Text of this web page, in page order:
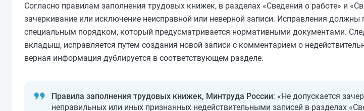
Согласно правилам заполнения трудовых книжек, в разделах «Сведения о работе» и
зачеркивание или исключение неисправной или неверной записи. Исправления должны
специальным порядком, который предусматривается нормативными документами.
вкладыш, исправляется путем создания новой записи с комментарием о
верная информация дублируется в соответствующем разделе.
Правила заполнения трудовых книжек, Минтруда России: «Не допускается
неправильных или иных признанных недействительными записей в разделах